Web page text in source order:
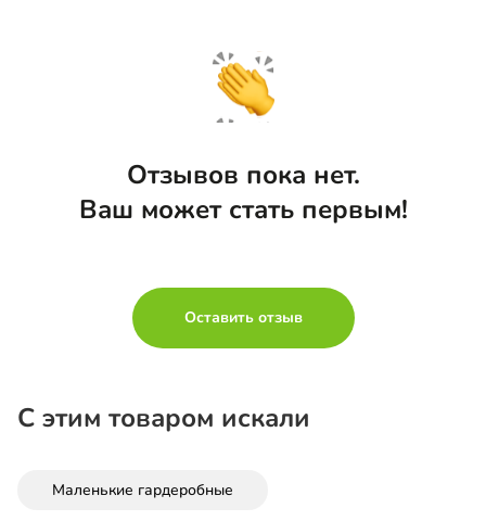
Отзывов пока нет.
Ваш может стать первым!
Оставить отзыв
С этим товаром искали
Маленькие гардеробные